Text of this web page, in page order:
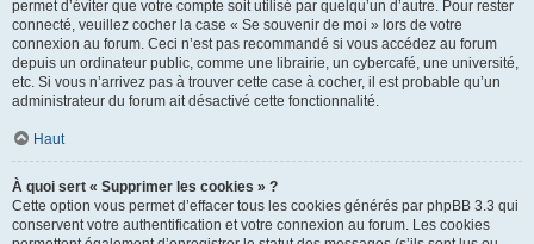
permet d’éviter que votre compte soit utilisé par quelqu’un d’autre. Pour rester
connecté, veuillez cocher la case « Se souvenir de moi » lors de votre
connexion au forum. Ceci n’est pas recommandé si vous accédez au forum
depuis un ordinateur public, comme une librairie, un cybercafé, une université,
etc. Si vous n’arrivez pas à trouver cette case à cocher, il est probable qu’un
administrateur du forum ait désactivé cette fonctionnalité.
Haut
À quoi sert « Supprimer les cookies » ?
Cette option vous permet d’effacer tous les cookies générés par phpBB 3.3 qui
conservent votre authentification et votre connexion au forum. Les cookies